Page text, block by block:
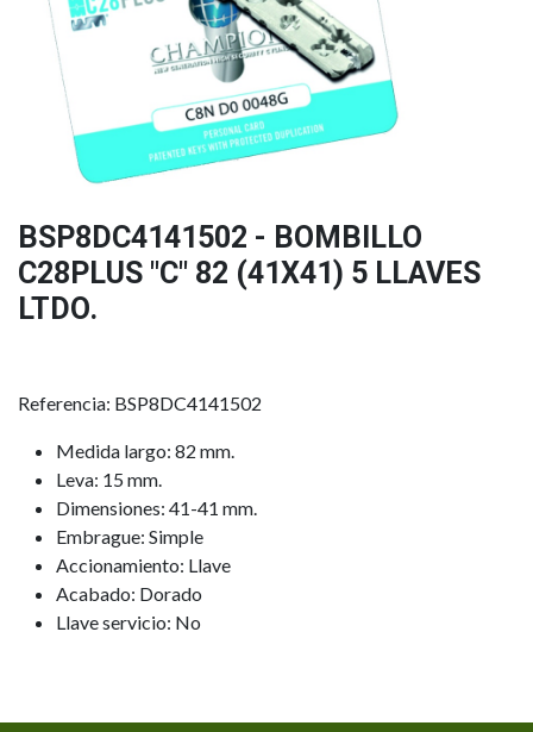
BSP8DC4141502 - BOMBILLO
C28PLUS "C" 82 (41X41) 5 LLAVES
LTDO.
Referencia: BSP8DC4141502
Medida largo: 82 mm.
Leva: 15 mm.
Dimensiones: 41-41 mm.
Embrague: Simple
Accionamiento: Llave
Acabado: Dorado
Llave servicio: No